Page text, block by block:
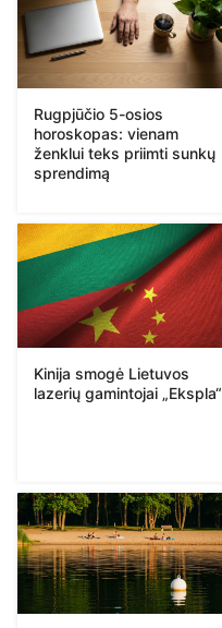
Rugpjūčio 5-osios
horoskopas: vienam
ženklui teks priimti sunkų
sprendimą
Kinija smogė Lietuvos
lazerių gamintojai „Ekspla“